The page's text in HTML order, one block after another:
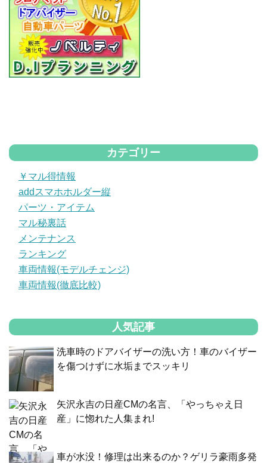
カテゴリー
￥マル得情報
addスマホホルダー縦
パーツ・アイテム
マル秘裏話
メンテナンス
ランキング
車両情報(モデルチェンジ)
車両情報(徹底比較)
人気記事
洗車時のドアバイザーの洗い方！車のバイザー
を傷つけずに水垢までスッキリ
矢沢永吉の日産CMの名言、「やっちゃえ日
産」に惚れた人集まれ!
車が水没！修理は出来るのか？ゲリラ豪雨多発